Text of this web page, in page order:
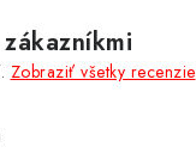
Zobraziť všetky recenzie